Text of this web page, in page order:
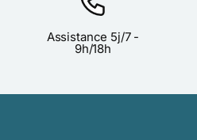
Assistance 5j/7 -
9h/18h